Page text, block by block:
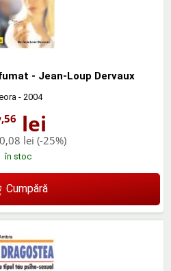
- Jean-Loup Dervaux
- 2004
,56 lei
lei (-25%)
în stoc
Cumpără